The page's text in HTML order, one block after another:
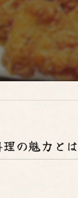
の魅力とは